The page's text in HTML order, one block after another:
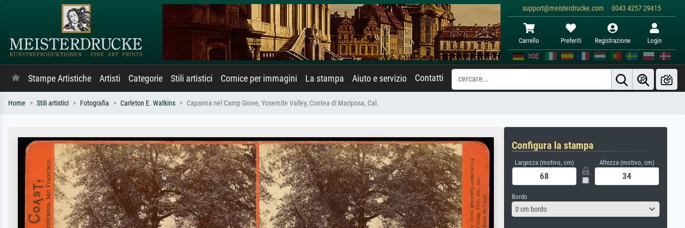
support@meisterdrucke.com · 0043 4257 29415
Carrello Preferiti Registrazione Login
Stampe Artistiche Artisti Categorie Stili artistici Cornice per immagini La stampa Aiuto e servizio Contatti
Home Stili artistici Fotografia Carleton E. Watkins Capanna nel Camp Grove, Yosemite Valley, Contea di Mariposa, Cal.
Configura la stampa
Largezza (motivo, cm) Altezza (motivo, cm)
Bordo
0 cm bordo